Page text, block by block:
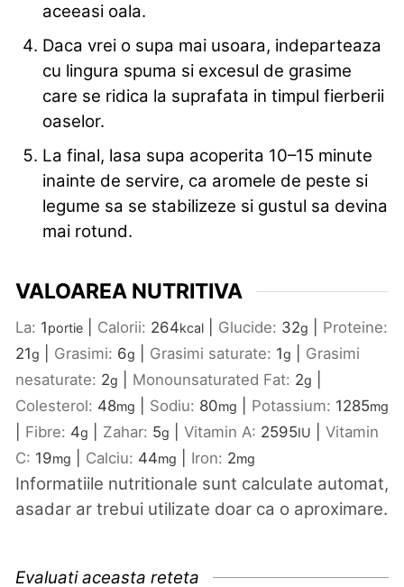
aceeasi oala.
Daca vrei o supa mai usoara, indeparteaza
cu lingura spuma si excesul de grasime
care se ridica la suprafata in timpul fierberii
oaselor.
La final, lasa supa acoperita 10–15 minute
inainte de servire, ca aromele de peste si
legume sa se stabilizeze si gustul sa devina
mai rotund.
VALOAREA NUTRITIVA
La: 1portie Calorii: 264kcal Glucide: 32g
Proteine:
21g Grasimi: 6g Grasimi saturate: 1g
Grasimi
nesaturate: 2g Monounsaturated Fat: 2g
Colesterol: 48mg Sodiu: 80mg Potassium: 1285mg
Fibre: 4g Zahar: 5g Vitamin A: 2595IU
Vitamin
C: 19mg Calciu: 44mg Iron: 2mg
Informatiile nutritionale sunt calculate automat,
asadar ar trebui utilizate doar ca o aproximare.
Evaluati aceasta reteta